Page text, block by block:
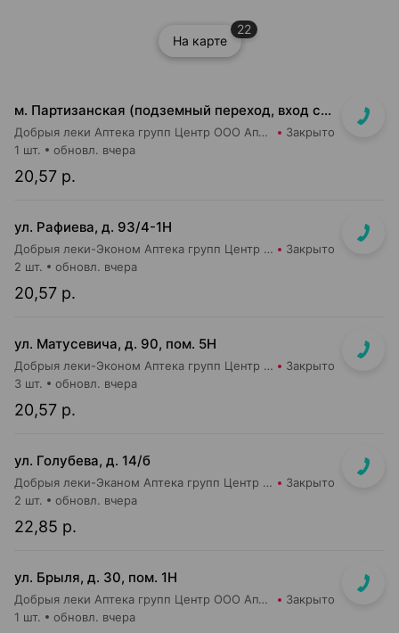
На карте
22
м. Партизанская (подземный переход, вход со стороны гостиницы "Турист")
Добрыя леки Аптека групп Центр ООО Аптека №5 Закрыто
20,57 р.
1 шт. обновл. вчера
ул. Рафиева, д. 93/4-1Н
Добрыя леки-Эконом Аптека групп Центр ООО Аптека №1 Закрыто
20,57 р.
2 шт. обновл. вчера
ул. Матусевича, д. 90, пом. 5Н
Добрыя леки-Эконом Аптека групп Центр ООО Аптека №17 Закрыто
20,57 р.
3 шт. обновл. вчера
ул. Голубева, д. 14/б
Добрыя леки-Эканом Аптека групп Центр ООО Аптека №88 Закрыто
22,85 р.
2 шт. обновл. вчера
ул. Брыля, д. 30, пом. 1Н
Добрыя леки Аптека групп Центр ООО Аптека №25 Закрыто
1 шт. обновл. вчера